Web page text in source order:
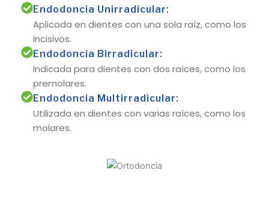
Endodoncia Unirradicular:
Aplicada en dientes con una sola raíz, como los
incisivos.
Endodoncia Birradicular:
Indicada para dientes con dos raíces, como los
premolares.
Endodoncia Multirradicular:
Utilizada en dientes con varias raíces, como los
molares.